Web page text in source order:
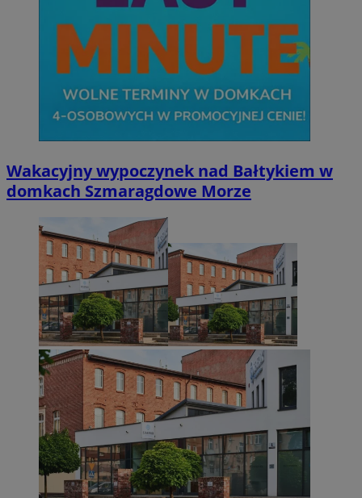
Wakacyjny wypoczynek nad Bałtykiem w
domkach Szmaragdowe Morze